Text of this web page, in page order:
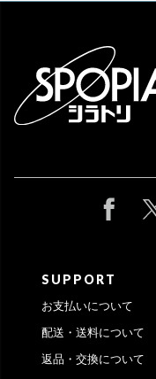
SUPPORT
お支払いについて
配送・送料について
返品・交換について